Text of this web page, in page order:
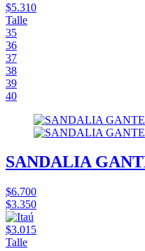
$5.310
Talle
35
36
37
38
39
40
SANDALIA
$6.700
$3.350
$3.015
Talle